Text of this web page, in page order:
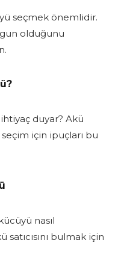
seçmek önemlidir.
olduğunu
duyar? Akü
için ipuçları bu
nasıl
satıcısını bulmak için